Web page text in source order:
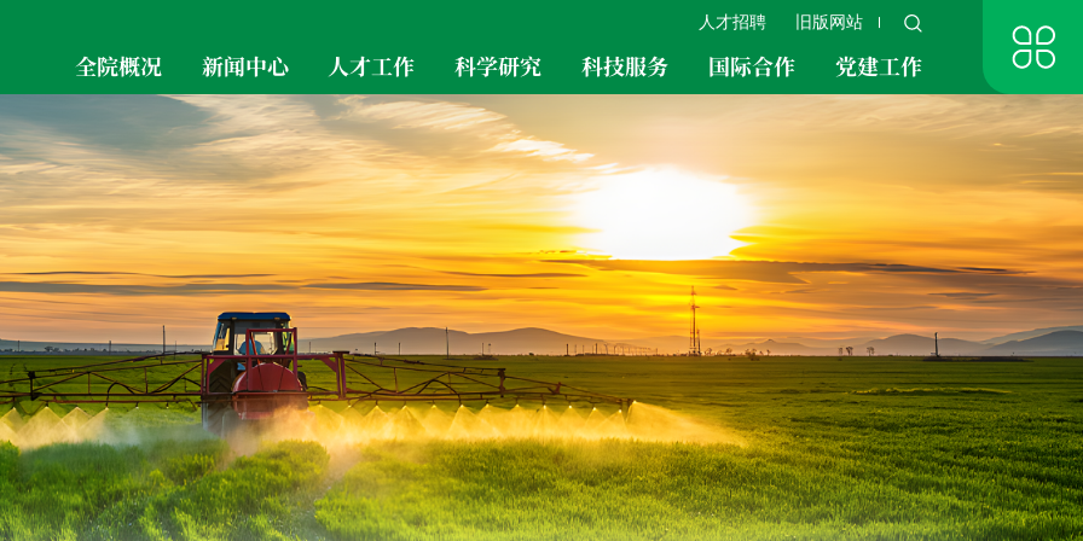
人才招聘 旧版网站
全院概况 新闻中心 人才工作 科学研究 科技服务 国际合作 党建工作